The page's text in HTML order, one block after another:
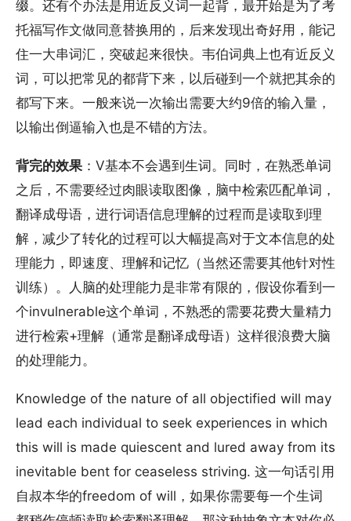
缀。还有个办法是用近反义词一起背，最开始是为了考
托福写作文做同意替换用的，后来发现出奇好用，能记
住一大串词汇，突破起来很快。韦伯词典上也有近反义
词，可以把常见的都背下来，以后碰到一个就把其余的
都写下来。一般来说一次输出需要大约9倍的输入量，
以输出倒逼输入也是不错的方法。
背完的效果 ：V基本不会遇到生词。同时，在熟悉单词
之后，不需要经过肉眼读取图像，脑中检索匹配单词，
翻译成母语，进行词语信息理解的过程而是读取到理
解，减少了转化的过程可以大幅提高对于文本信息的处
理能力，即速度、理解和记忆（当然还需要其他针对性
训练）。人脑的处理能力是非常有限的，假设你看到一
个invulnerable这个单词，不熟悉的需要花费大量精力
进行检索+理解（通常是翻译成母语）这样很浪费大脑
的处理能力。
Knowledge of the nature of all objectified will may
lead each individual to seek experiences in which
this will is made quiescent and lured away from its
inevitable bent for ceaseless striving. 这一句话引用
自叔本华的freedom of will，如果你需要每一个生词